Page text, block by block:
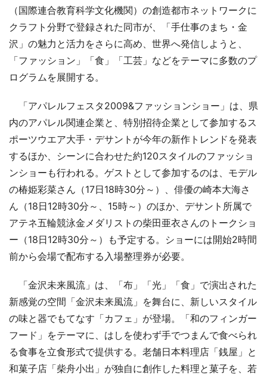
（国際連合教育科学文化機関）の創造都市ネットワークに
クラフト分野で登録された同市が、「手仕事のまち・金
沢」の魅力と活力をさらに高め、世界へ発信しようと、
「ファッション」「食」「工芸」などをテーマに多数のプ
ログラムを展開する。
「アパレルフェスタ2009&ファッションショー」は、県
内のアパレル関連企業と、特別招待企業として参加するス
ポーツウエア大手・デサントが今年の新作トレンドを発表
するほか、シーンに合わせた約120スタイルのファッショ
ンショーも行われる。ゲストとして参加するのは、モデル
の椿姫彩菜さん（17日18時30分～）、俳優の崎本大海さ
ん（18日12時30分～、15時～）のほか、デサント所属で
アテネ五輪競泳金メダリストの柴田亜衣さんのトークショ
ー（18日12時30分～）も予定する。ショーには開始2時間
前から会場で配布する入場整理券が必要。
「金沢未来風流」は、「布」「光」「食」で演出された
新感覚の空間「金沢未来風流」を舞台に、新しいスタイル
の味と器でもてなす「カフェ」が登場。「和のフィンガー
フード」をテーマに、はしを使わず手でつまんで食べられ
る食事を立食形式で提供する。老舗日本料理店「銭屋」と
和菓子店「柴舟小出」が独自に創作した料理と菓子を、若